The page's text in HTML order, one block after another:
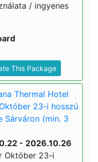
/ ingyenes
This Package
Thermal Hotel
23-i hosszú
Sárváron (min. 3
- 2026.10.26
Október 23-i